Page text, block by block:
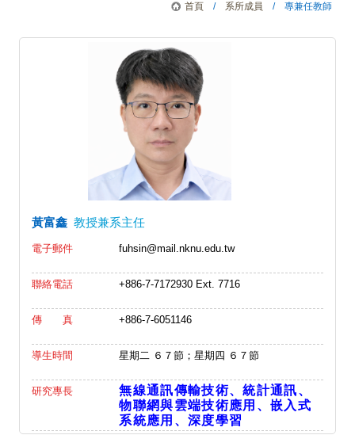
首頁 / 系所成員 / 專兼任教師
黃富鑫 教授兼系主任
電子郵件 fuhsin@mail.nknu.edu.tw
聯絡電話 +886-7-7172930 Ext. 7716
傳 真 +886-7-6051146
導生時間 星期二 ６７節；星期四 ６７節
研究專長 無線通訊傳輸技術、統計通訊、
物聯網與雲端技術應用、嵌入式
系統應用、深度學習